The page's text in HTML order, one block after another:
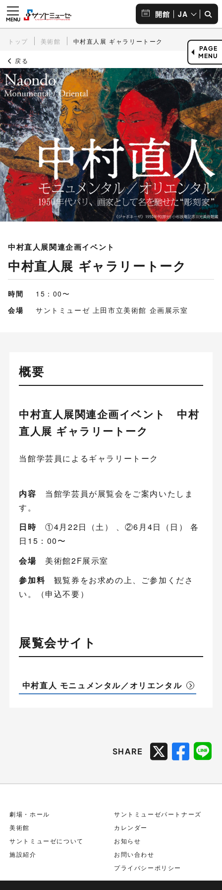
開館 JA
トップ 美術館 中村直人展 ギャラリートーク
戻る
中村直人展関連企画イベント
中村直人展 ギャラリートーク
時間
15：00〜
会場
サントミューゼ 上田市立美術館 企画展示室
PAGE
MENU
概要
中村直人展関連企画イベント 中村
直人展 ギャラリートーク
当館学芸員によるギャラリートーク
内容 当館学芸員が展覧会をご案内いたしま
す。
日時 ①4月22日（土） 、②6月4日（日） 各
日15：00〜
会場 美術館2F展示室
参加料 観覧券をお求めの上、ご参加くださ
い。（申込不要）
展覧会サイト
中村直人 モニュメンタル／オリエンタル
SHARE
劇場・ホール
美術館
サントミューゼについて
施設紹介
サントミューゼパートナーズ
カレンダー
お知らせ
お問い合わせ
プライバシーポリシー